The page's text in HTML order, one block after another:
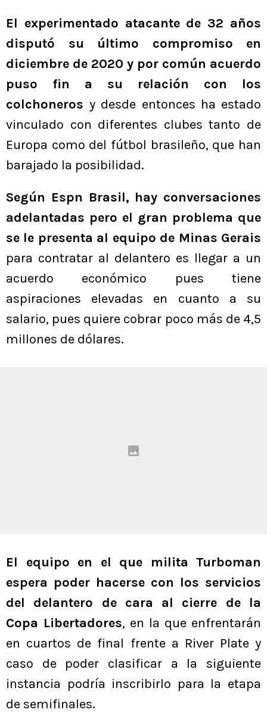
El experimentado atacante de 32 años
disputó su último compromiso en
diciembre de 2020 y por común acuerdo
puso fin a su relación con los
colchonerosy desde entonces ha estado
vinculado con diferentes clubes tanto de
Europa como del fútbol brasileño, que han
barajado la posibilidad.
Según Espn Brasil, hay conversaciones
adelantadas pero el gran problema que
se le presenta al equipo de Minas Gerais
para contratar al delantero es llegar a un
acuerdo económico pues tiene
aspiraciones elevadas en cuanto a su
salario, pues quiere cobrar poco más de 4,5
millones de dólares.
El equipo en el que milita Turboman
espera poder hacerse con los servicios
del delantero de cara al cierre de la
Copa Libertadores, en la que enfrentarán
en cuartos de final frente a River Plate y
caso de poder clasificar a la siguiente
instancia podría inscribirlo para la etapa
de semifinales.